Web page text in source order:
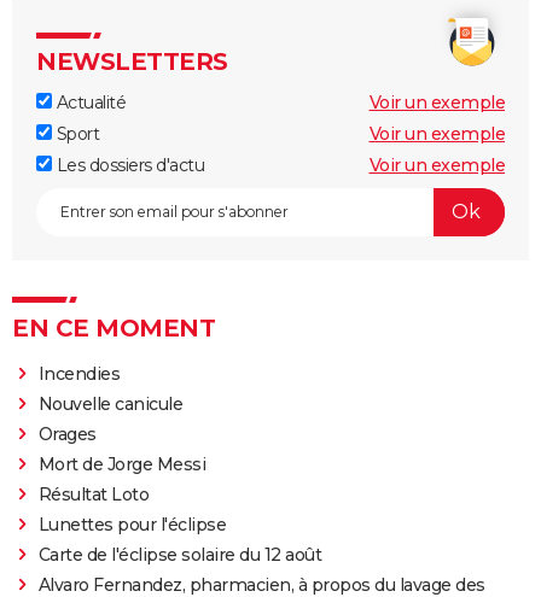
NEWSLETTERS
Actualité
Voir un exemple
Sport
Voir un exemple
Les dossiers d'actu
Voir un exemple
EN CE MOMENT
Incendies
Nouvelle canicule
Orages
Mort de Jorge Messi
Résultat Loto
Lunettes pour l'éclipse
Carte de l'éclipse solaire du 12 août
Alvaro Fernandez, pharmacien, à propos du lavage des